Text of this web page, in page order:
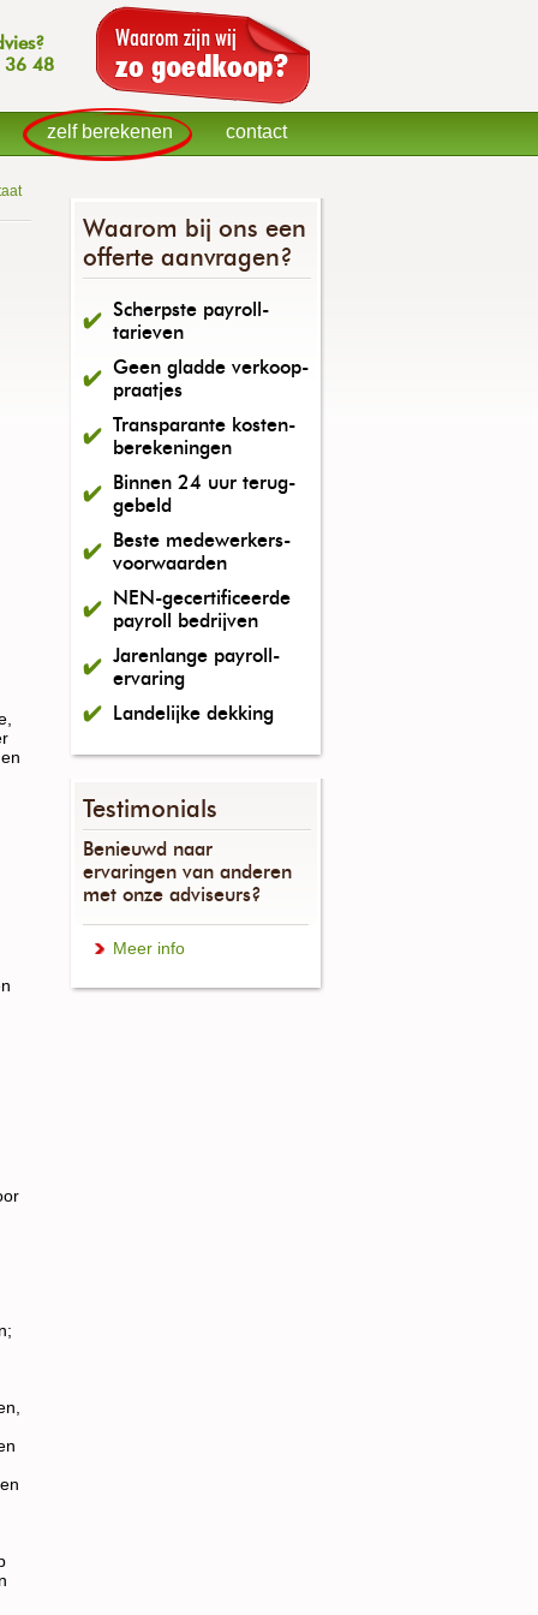
48
Waarom bij ons een
offerte aanvragen?
Scherpste payroll-
tarieven
Geen gladde verkoop-
praatjes
Transparante kosten-
berekeningen
Binnen 24 uur terug-
gebeld
Beste medewerkers-
voorwaarden
NEN-gecertificeerde
payroll bedrijven
Jarenlange payroll-
ervaring
Landelijke dekking
Testimonials
Benieuwd naar
ervaringen van anderen
met onze adviseurs?
Meer info
zelf berekenen contact